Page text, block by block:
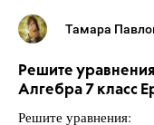
Тамара
Решите
Алгебра 7 класс
Решите уравнения: